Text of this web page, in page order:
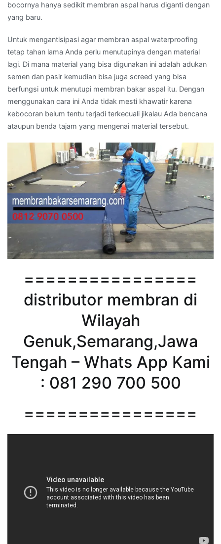
bocornya hanya sedikit membran aspal harus diganti dengan
yang baru.
Untuk mengantisipasi agar membran aspal waterproofing
tetap tahan lama Anda perlu menutupinya dengan material
lagi. Di mana material yang bisa digunakan ini adalah adukan
semen dan pasir kemudian bisa juga screed yang bisa
berfungsi untuk menutupi membran bakar aspal itu. Dengan
menggunakan cara ini Anda tidak mesti khawatir karena
kebocoran belum tentu terjadi terkecuali jikalau Ada bencana
ataupun benda tajam yang mengenai material tersebut.
================
distributor membran di
Wilayah
Genuk,Semarang,Jawa
Tengah – Whats App Kami
: 081 290 700 500
================